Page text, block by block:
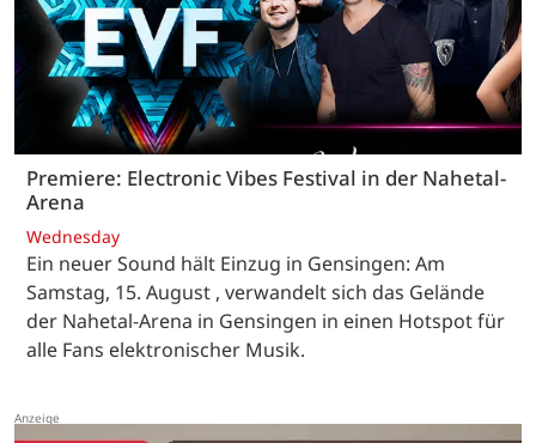
Premiere: Electronic Vibes Festival in der Nahetal-
Arena
Wednesday
Ein neuer Sound hält Einzug in Gensingen: Am
Samstag, 15. August , verwandelt sich das Gelände
der Nahetal-Arena in Gensingen in einen Hotspot für
alle Fans elektronischer Musik.